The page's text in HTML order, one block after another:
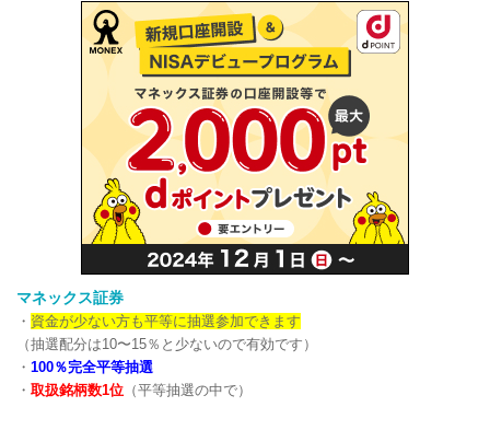
マネックス証券
・ 資金が少ない方も平等に抽選参加できます
（抽選配分は10〜15％と少ないので有効です）
・ 100％完全平等抽選
・ 取扱銘柄数1位 （平等抽選の中で）